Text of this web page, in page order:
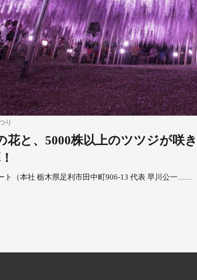
り
花と、5000株以上のツツジが咲
ト（本社 栃木県足利市田中町906-13 代表 早川公一……